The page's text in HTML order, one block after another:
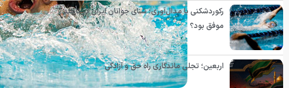
رکوردشکنی یا مدال‌آوری؛ شنای جوانان ایران در تایلند
موفق بود؟
اربعین؛ تجلی ماندگاری راه حق و آزادگی